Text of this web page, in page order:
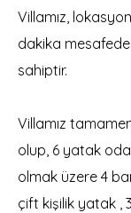
Villamız,
dakika
sahiptir.
Villamız
olup, 6 yatak
olmak üzere 4
çift kişilik yatak ,